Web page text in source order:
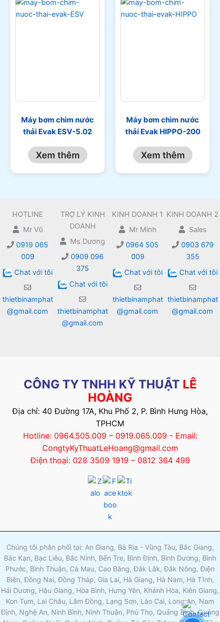
Máy bơm chìm nước
thải Evak ESV-5.02
Xem thêm
Máy bơm chìm nước
thải Evak HIPPO-200
Xem thêm
HOTLINE
Mr Vũ
0919 065
009
Chat với tôi
thietbinamphat
@gmail.com
TRỢ LÝ KINH
DOANH
Ms Dương
0909 096
375
Chat với tôi
thietbinamphat
@gmail.com
KINH DOANH 1
Mr Minh
0964 505
009
Chat với tôi
thietbinamphat
@gmail.com
KINH DOANH 2
Sales
0903 679
355
Chat với tôi
thietbinamphat
@gmail.com
CÔNG TY TNHH KỸ THUẬT LÊ
HOÀNG
Địa chỉ: 40 Đường 17A, Khu Phố 2, P. Bình Hưng Hòa,
TPHCM
Hotline: 0964.505.009 – 0919.065.009 - Email:
CongtyKyThuatLeHoang@gmail.com
Điện thoại: 028 3509 1919 – 0812 364 499
Chúng tôi phân phối tại: An Giang, Bà Rịa - Vũng Tàu, Bắc Giang,
Bắc Kạn, Bạc Liêu, Bắc Ninh, Bến Tre, Bình Định, Bình Dương, Bình
Phước, Bình Thuận, Cà Mau, Cao Bằng, Đắk Lắk, Đắk Nông, Điện
Biên, Đồng Nai, Đồng Tháp, Gia Lai, Hà Giang, Hà Nam, Hà Tĩnh,
Hải Dương, Hậu Giang, Hòa Bình, Hưng Yên, Khánh Hòa, Kiên Giang,
Kon Tum, Lai Châu, Lâm Đồng, Lạng Sơn, Lào Cai, Long An, Nam
Định, Nghệ An, Ninh Bình, Ninh Thuận, Phú Thọ, Quảng Bình, Quảng